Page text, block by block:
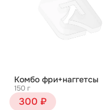
Комбо фри+наггетсы
150 г
300 ₽